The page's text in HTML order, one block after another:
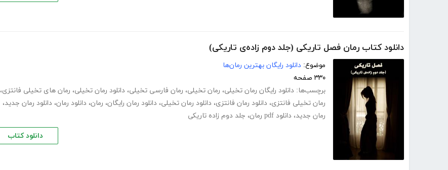
دانلود کتاب رمان فصل تاریکی (جلد دوم زاده‌ی تاریکی)
موضوع: دانلود رایگان بهترین رمان‌ها
۳۳۰ صفحه
برچسب‌ها: دانلود رایگان رمان تخیلی، رمان تخیلی، رمان فارسی تخیلی، دانلود رمان تخیلی، رمان های تخیلی فانتزی،
رمان تخیلی فانتزی، دانلود رمان فانتزی، دانلود رمان تخیلی، دانلود رمان رایگان، رمان، دانلود رمان، دانلود رمان جدید،
رمان جدید، دانلود pdf رمان ، جلد دوم زاده تاریکی
دانلود کتاب